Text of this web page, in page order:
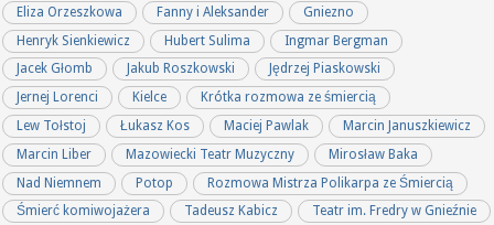
Eliza Orzeszkowa
Fanny i Aleksander
Gniezno
Henryk Sienkiewicz
Hubert Sulima
Ingmar Bergman
Jacek Głomb
Jakub Roszkowski
Jędrzej Piaskowski
Jernej Lorenci
Kielce
Krótka rozmowa ze śmiercią
Lew Tołstoj
Łukasz Kos Maciej Pawlak
Marcin Januszkiewicz
Marcin Liber
Mazowiecki Teatr Muzyczny
Mirosław Baka
Nad Niemnem
Potop
Rozmowa Mistrza Polikarpa ze Śmiercią
Śmierć komiwojażera
Tadeusz Kabicz
Teatr im. Fredry w Gnieźnie